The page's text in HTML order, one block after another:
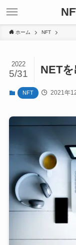
ホーム NFT
NET
2022
5/31
NFT 2021年